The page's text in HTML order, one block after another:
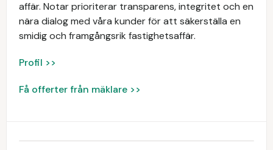
affär. Notar prioriterar transparens, integritet och en
nära dialog med våra kunder för att säkerställa en
smidig och framgångsrik fastighetsaffär.
Profil >>
Få offerter från mäklare >>